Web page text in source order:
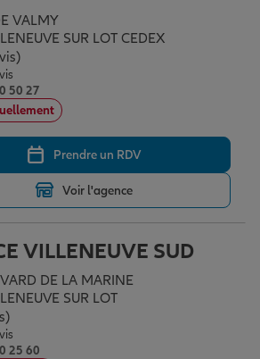
VALMY
SUR LOT CEDEX
sur 5
50 27
Prendre un RDV
Voir l'agence
VILLENEUVE SUD
DE LA MARINE
SUR LOT
5
25 60